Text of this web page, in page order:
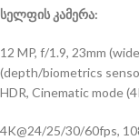
სელფის კამერა:
12 MP, f/1.9, 23mm
(depth/biometrics
HDR, Cinematic mode
4K@24/25/30/60fps,